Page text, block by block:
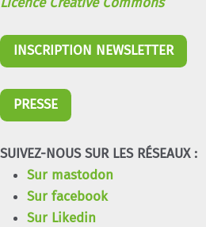
INSCRIPTION NEWSLETTER
PRESSE
SUIVEZ-NOUS SUR LES RÉSEAUX :
Sur mastodon
Sur facebook
Sur Likedin